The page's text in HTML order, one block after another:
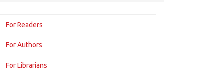
For Readers
For Authors
For Librarians